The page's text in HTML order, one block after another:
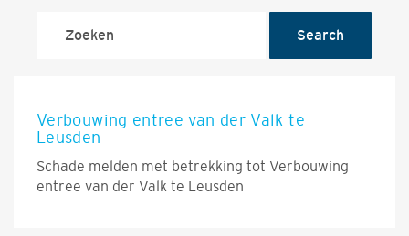
Verbouwing entree van der Valk te
Leusden
Schade melden met betrekking tot Verbouwing
entree van der Valk te Leusden